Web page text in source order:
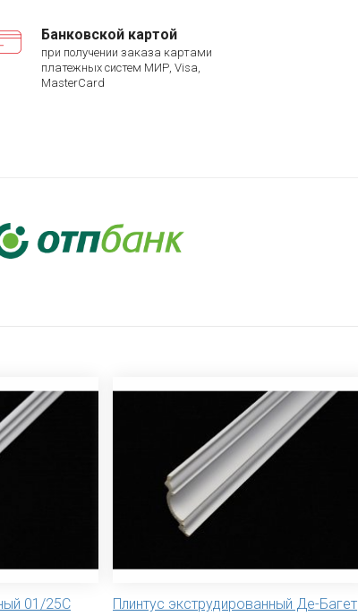
Банковской картой
при получении заказа картами
платежных систем МИР, Visa,
MasterCard
01/25С
Плинтус экструдированный Де-Багет